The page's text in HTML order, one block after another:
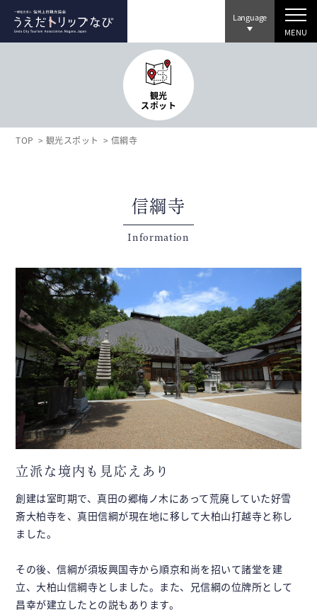
Language
MENU
観光
スポット
TOP 観光スポット 信綱寺
信綱寺
Information
立派な境内も見応えあり
創建は室町期で、真田の郷梅ノ木にあって荒廃していた好雪
斎大柏寺を、真田信綱が現在地に移して大柏山打越寺と称し
ました。
その後、信綱が須坂興国寺から順京和尚を招いて諸堂を建
立、大柏山信綱寺としました。また、兄信綱の位牌所として
昌幸が建立したとの説もあります。